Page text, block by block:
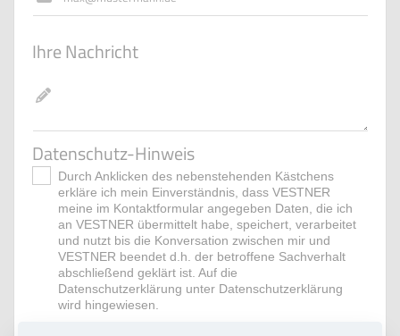
Ihre Nachricht
Datenschutz-Hinweis
Durch Anklicken des nebenstehenden Kästchens
erkläre ich mein Einverständnis, dass VESTNER
meine im Kontaktformular angegeben Daten, die ich
an VESTNER übermittelt habe, speichert, verarbeitet
und nutzt bis die Konversation zwischen mir und
VESTNER beendet d.h. der betroffene Sachverhalt
abschließend geklärt ist. Auf die
Datenschutzerklärung unter Datenschutzerklärung
wird hingewiesen.